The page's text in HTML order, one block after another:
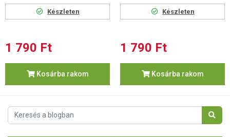
Készleten
1 790 Ft
Kosárba rakom
Készleten
1 790 Ft
Kosárba rakom